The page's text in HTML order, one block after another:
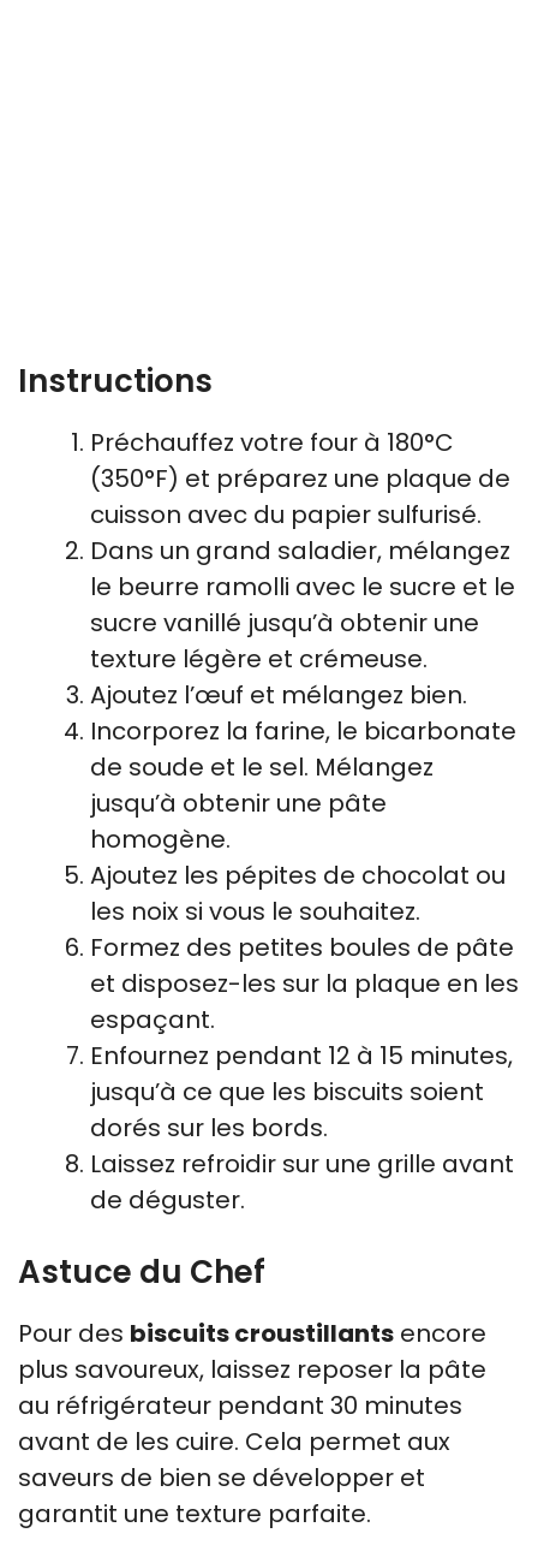
Instructions
Préchauffez votre four à 180°C
(350°F) et préparez une plaque de
cuisson avec du papier sulfurisé.
Dans un grand saladier, mélangez
le beurre ramolli avec le sucre et le
sucre vanillé jusqu’à obtenir une
texture légère et crémeuse.
Ajoutez l’œuf et mélangez bien.
Incorporez la farine, le bicarbonate
de soude et le sel. Mélangez
jusqu’à obtenir une pâte
homogène.
Ajoutez les pépites de chocolat ou
les noix si vous le souhaitez.
Formez des petites boules de pâte
et disposez-les sur la plaque en les
espaçant.
Enfournez pendant 12 à 15 minutes,
jusqu’à ce que les biscuits soient
dorés sur les bords.
Laissez refroidir sur une grille avant
de déguster.
Astuce du Chef
Pour des biscuits croustillants encore
plus savoureux, laissez reposer la pâte
au réfrigérateur pendant 30 minutes
avant de les cuire. Cela permet aux
saveurs de bien se développer et
garantit une texture parfaite.